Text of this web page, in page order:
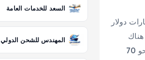
دولار لـ«مجلس السلام» لغزة، وأشار إلى تعهدات أخرى بلغت 7 مليارات دولار
فجوة بين التعهدات المالية والأموال المطلوب صرفها بموجب «خطة ترمب لإعمار غزة» التي تقدر تكلفتها بنحو 70
السعد للخدمات العامة
المهندس للشحن الدولي